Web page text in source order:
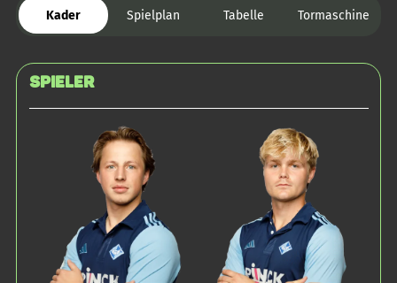
Kader Spielplan Tabelle Tormaschine
Spieler